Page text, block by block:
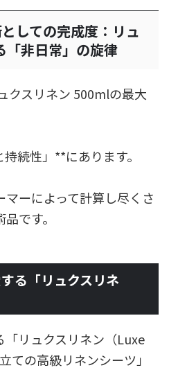
しての完成度：リュ
「非日常」の旋律
クスリネン 500mlの最大
続性」**にあります。
ーによって計算し尽くさ
です。
る「リュクスリネ
リュクスリネン（Luxe
ての高級リネンシーツ」